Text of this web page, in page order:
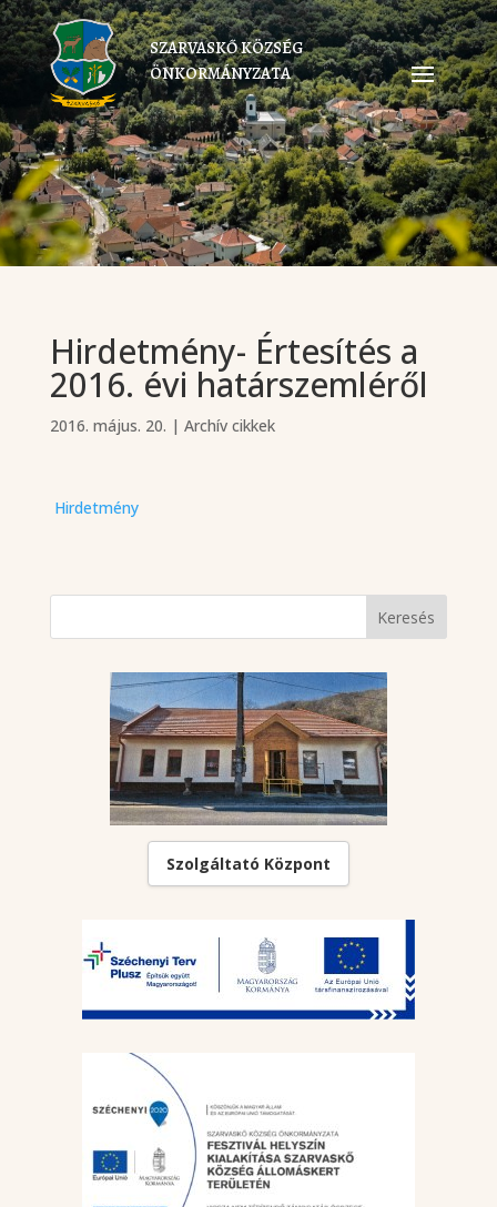
SZARVASKŐ KÖZSÉG
ÖNKORMÁNYZATA
Hirdetmény- Értesítés a
2016. évi határszemléről
2016. május. 20. | Archív cikkek
Hirdetmény
Szolgáltató Központ